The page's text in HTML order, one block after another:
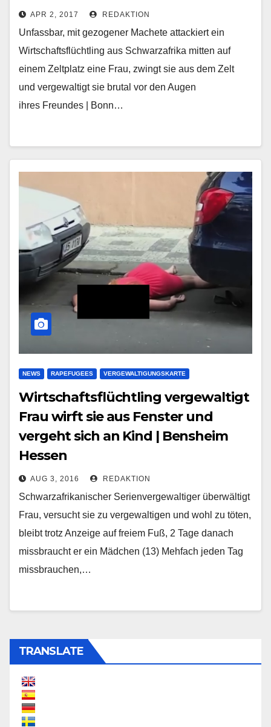
APR 2, 2017 REDAKTION
Unfassbar, mit gezogener Machete attackiert ein
Wirtschaftsflüchtling aus Schwarzafrika mitten auf
einem Zeltplatz eine Frau, zwingt sie aus dem Zelt
und vergewaltigt sie brutal vor den Augen
ihres Freundes | Bonn…
NEWS RAPEFUGEES VERGEWALTIGUNGSKARTE
Wirtschaftsflüchtling vergewaltigt
Frau wirft sie aus Fenster und
vergeht sich an Kind | Bensheim
Hessen
AUG 3, 2016 REDAKTION
Schwarzafrikanischer Serienvergewaltiger überwältigt
Frau, versucht sie zu vergewaltigen und wohl zu töten,
bleibt trotz Anzeige auf freiem Fuß, 2 Tage danach
missbraucht er ein Mädchen (13) Mehfach jeden Tag
missbrauchen,…
TRANSLATE